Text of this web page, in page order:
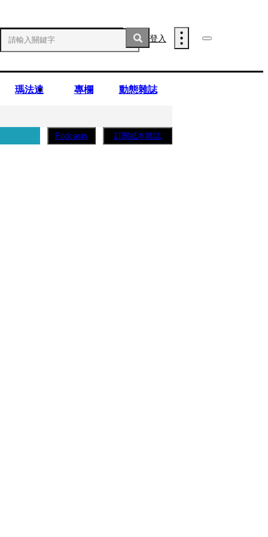
登入
瑪法達 專欄 動態雜誌
Podcasts 訂閱紙本雜誌